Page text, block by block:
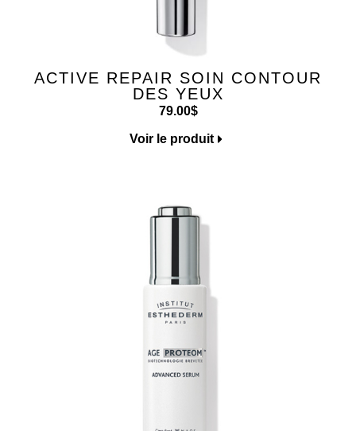
ACTIVE REPAIR SOIN CONTOUR
DES YEUX
79.00$
Voir le produit